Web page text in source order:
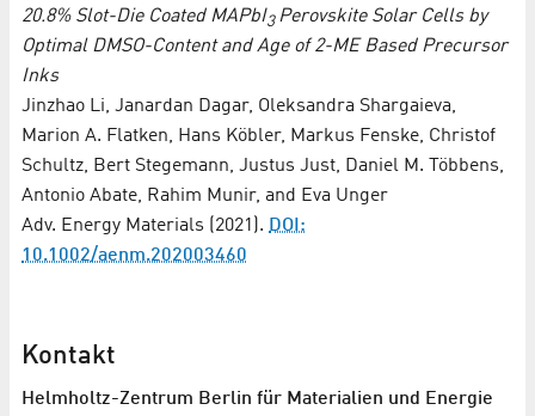
20.8% Slot-Die Coated MAPbI3 Perovskite Solar Cells by
Optimal DMSO-Content and Age of 2-ME Based Precursor
Inks
Jinzhao Li, Janardan Dagar, Oleksandra Shargaieva,
Marion A. Flatken, Hans Köbler, Markus Fenske, Christof
Schultz, Bert Stegemann, Justus Just, Daniel M. Többens,
Antonio Abate, Rahim Munir, and Eva Unger
Adv. Energy Materials (2021). DOI:
10.1002/aenm.202003460
Kontakt
Helmholtz-Zentrum Berlin für Materialien und Energie